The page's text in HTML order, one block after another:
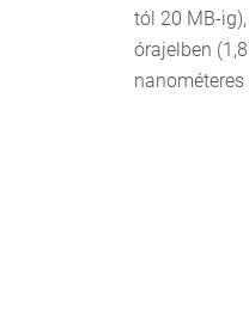
tól 20 MB-
órajelben